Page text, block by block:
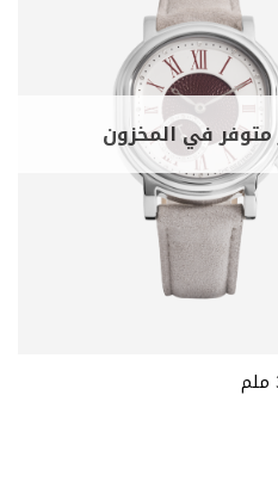
متوفر في المخزون